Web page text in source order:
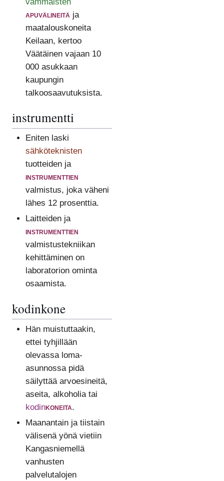
apuvälineitä ja
maatalouskoneita
Keilaan, kertoo
Väätäinen vajaan 10
000 asukkaan
kaupungin
talkoosaavutuksista.
instrumentti
Eniten laski
sähköteknisten
tuotteiden ja
instrumenttien
valmistus, joka väheni
lähes 12 prosenttia.
Laitteiden ja
instrumenttien
valmistustekniikan
kehittäminen on
laboratorion ominta
osaamista.
kodinkone
Hän muistuttaakin,
ettei tyhjillään
olevassa loma-
asunnossa pidä
säilyttää arvoesineitä,
aseita, alkoholia tai
kodinkoneita.
Maanantain ja tiistain
välisenä yönä vietiin
Kangasniemellä
vanhusten
palvelutalojen